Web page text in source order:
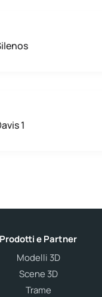
1
Prodotti e Partner
Modelli 3D
Scene 3D
Trame